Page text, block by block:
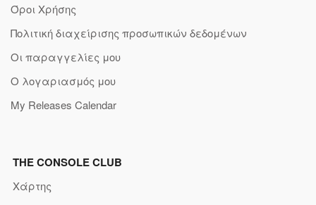
Όροι Χρήσης
Πολιτική διαχείρισης προσωπικών δεδομένων
Οι παραγγελίες μου
Ο λογαριασμός μου
My Releases Calendar
THE CONSOLE CLUB
Χάρτης